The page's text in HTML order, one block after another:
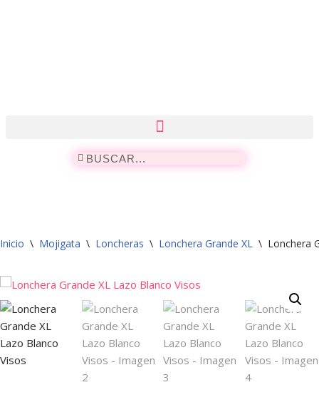
Inicio \ Mojigata \ Loncheras \ Lonchera Grande XL \ Lonchera